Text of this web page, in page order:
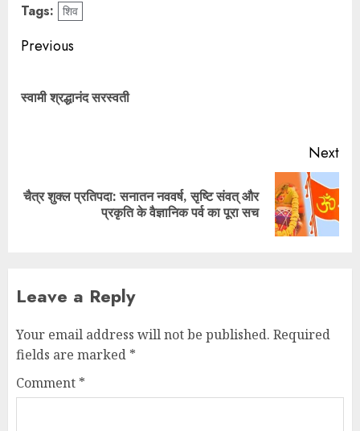
Tags: शिव
Previous
स्वामी श्रद्धानंद सरस्वती
Next
चैत्र शुक्ल प्रतिपदा: सनातन नववर्ष, सृष्टि संवत् और
प्रकृति के वैज्ञानिक पर्व का पूरा सच
Leave a Reply
Your email address will not be published. Required
fields are marked *
Comment *